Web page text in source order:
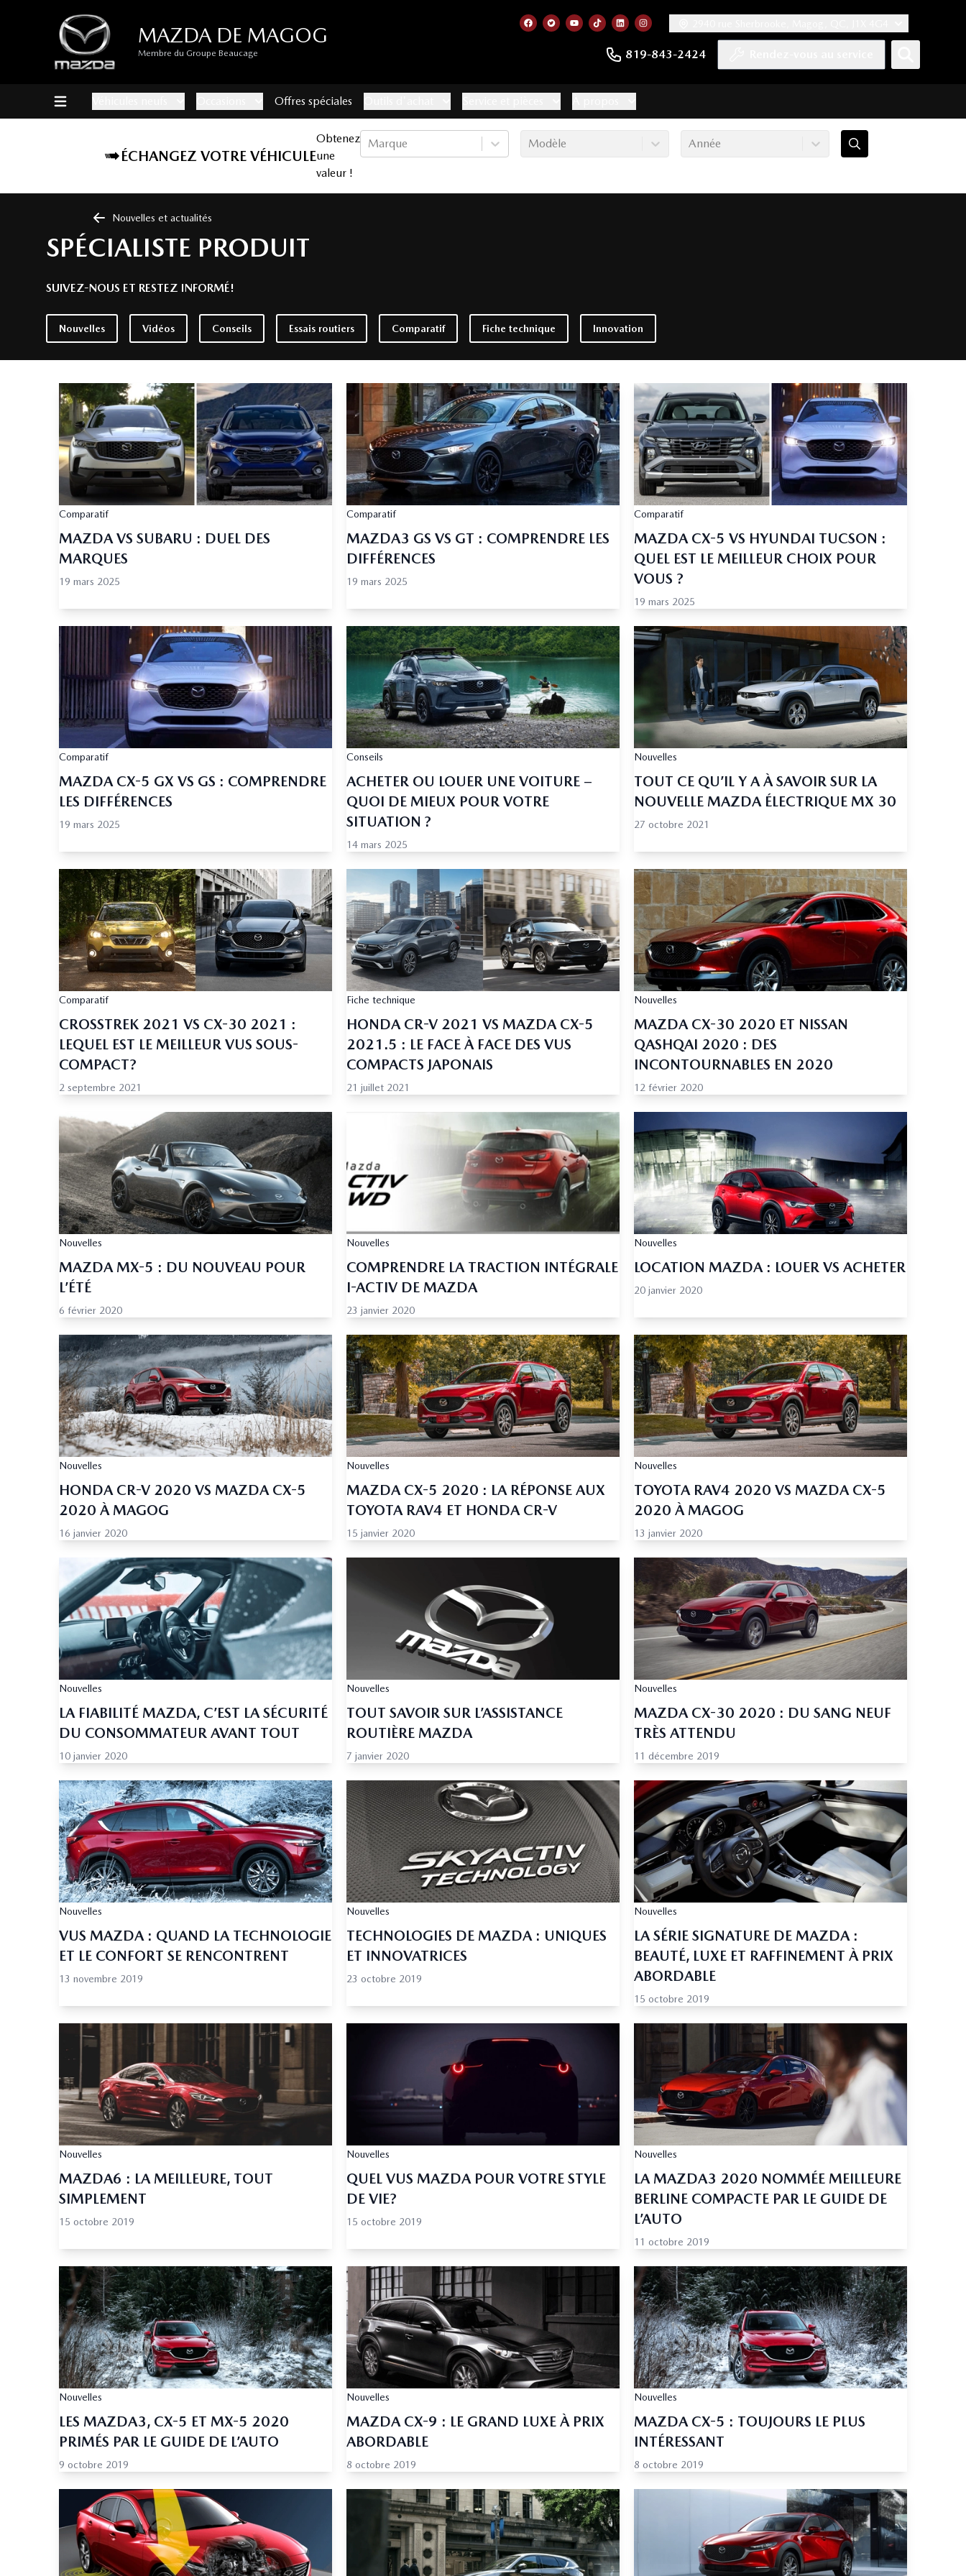
MAZDA DE MAGOG
Membre du Groupe Beaucage 819-843-2424
Lien vers notre page facebook
Lien vers notre compte Twitter
Lien vers notre chaîne YouTube
Lien vers notre compte Tiktok
Lien vers notre compte LinkedIn
Lien vers notre compte Instagram
Offres spéciales
ÉCHANGEZ VOTRE VÉHICULE
Obtenez
une
valeur !
Marque Modèle Année
Nouvelles et actualités
SPÉCIALISTE PRODUIT
SUIVEZ-NOUS ET RESTEZ INFORMÉ!
Nouvelles Vidéos Conseils Essais routiers Comparatif Fiche technique Innovation
Comparatif
MAZDA VS SUBARU : DUEL DES
MARQUES
19 mars 2025
Comparatif
MAZDA3 GS VS GT : COMPRENDRE LES
DIFFÉRENCES
19 mars 2025
Comparatif
MAZDA CX-5 VS HYUNDAI TUCSON :
QUEL EST LE MEILLEUR CHOIX POUR
VOUS ?
19 mars 2025
Comparatif
MAZDA CX-5 GX VS GS : COMPRENDRE
LES DIFFÉRENCES
19 mars 2025
Conseils
ACHETER OU LOUER UNE VOITURE –
QUOI DE MIEUX POUR VOTRE
SITUATION ?
14 mars 2025
Nouvelles
TOUT CE QU’IL Y A À SAVOIR SUR LA
NOUVELLE MAZDA ÉLECTRIQUE MX 30
27 octobre 2021
Comparatif
CROSSTREK 2021 VS CX-30 2021 :
LEQUEL EST LE MEILLEUR VUS SOUS-
COMPACT?
2 septembre 2021
Fiche technique
HONDA CR-V 2021 VS MAZDA CX-5
2021.5 : LE FACE À FACE DES VUS
COMPACTS JAPONAIS
21 juillet 2021
Nouvelles
MAZDA CX-30 2020 ET NISSAN
QASHQAI 2020 : DES
INCONTOURNABLES EN 2020
12 février 2020
Nouvelles
MAZDA MX-5 : DU NOUVEAU POUR
L’ÉTÉ
6 février 2020
Nouvelles
COMPRENDRE LA TRACTION INTÉGRALE
I-ACTIV DE MAZDA
23 janvier 2020
Nouvelles
LOCATION MAZDA : LOUER VS ACHETER
20 janvier 2020
Nouvelles
HONDA CR-V 2020 VS MAZDA CX-5
2020 À MAGOG
16 janvier 2020
Nouvelles
MAZDA CX-5 2020 : LA RÉPONSE AUX
TOYOTA RAV4 ET HONDA CR-V
15 janvier 2020
Nouvelles
TOYOTA RAV4 2020 VS MAZDA CX-5
2020 À MAGOG
13 janvier 2020
Nouvelles
LA FIABILITÉ MAZDA, C’EST LA SÉCURITÉ
DU CONSOMMATEUR AVANT TOUT
10 janvier 2020
Nouvelles
TOUT SAVOIR SUR L’ASSISTANCE
ROUTIÈRE MAZDA
7 janvier 2020
Nouvelles
MAZDA CX-30 2020 : DU SANG NEUF
TRÈS ATTENDU
11 décembre 2019
Nouvelles
VUS MAZDA : QUAND LA TECHNOLOGIE
ET LE CONFORT SE RENCONTRENT
13 novembre 2019
Nouvelles
TECHNOLOGIES DE MAZDA : UNIQUES
ET INNOVATRICES
23 octobre 2019
Nouvelles
LA SÉRIE SIGNATURE DE MAZDA :
BEAUTÉ, LUXE ET RAFFINEMENT À PRIX
ABORDABLE
15 octobre 2019
Nouvelles
MAZDA6 : LA MEILLEURE, TOUT
SIMPLEMENT
15 octobre 2019
Nouvelles
QUEL VUS MAZDA POUR VOTRE STYLE
DE VIE?
15 octobre 2019
Nouvelles
LA MAZDA3 2020 NOMMÉE MEILLEURE
BERLINE COMPACTE PAR LE GUIDE DE
L’AUTO
11 octobre 2019
Nouvelles
LES MAZDA3, CX-5 ET MX-5 2020
PRIMÉS PAR LE GUIDE DE L’AUTO
9 octobre 2019
Nouvelles
MAZDA CX-9 : LE GRAND LUXE À PRIX
ABORDABLE
8 octobre 2019
Nouvelles
MAZDA CX-5 : TOUJOURS LE PLUS
INTÉRESSANT
8 octobre 2019